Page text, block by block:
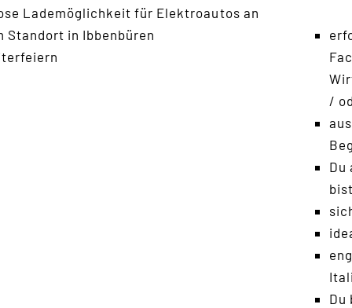
Lademöglichkeit für Elektroautos an
Standort in Ibbenbüren
/
Du
Du